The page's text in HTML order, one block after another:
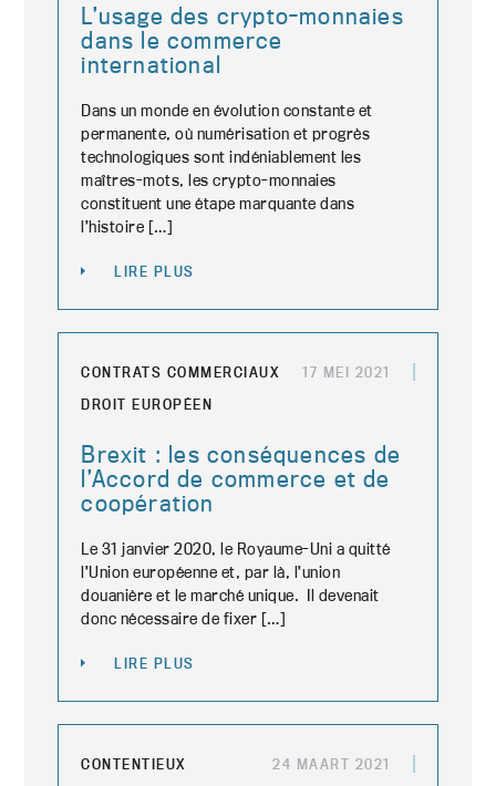
L’usage des crypto-monnaies
dans le commerce
international
Dans un monde en évolution constante et
permanente, où numérisation et progrès
technologiques sont indéniablement les
maîtres-mots, les crypto-monnaies
constituent une étape marquante dans
l’histoire […]
LIRE PLUS
CONTRATS COMMERCIAUX
DROIT EUROPÉEN
17 MEI 2021
Brexit : les conséquences de
l’Accord de commerce et de
coopération
Le 31 janvier 2020, le Royaume-Uni a quitté
l’Union européenne et, par là, l’union
douanière et le marché unique. Il devenait
donc nécessaire de fixer […]
LIRE PLUS
CONTENTIEUX
24 MAART 2021